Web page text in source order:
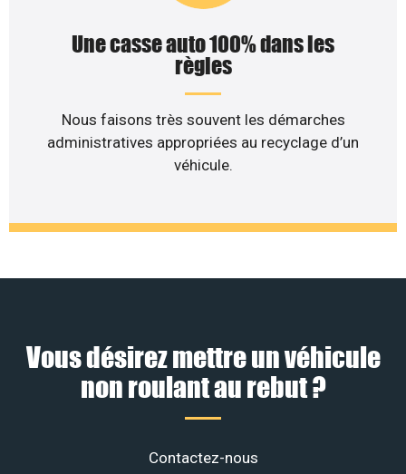
Une casse auto 100% dans les
règles
Nous faisons très souvent les démarches
administratives appropriées au recyclage d’un
véhicule.
Vous désirez mettre un véhicule
non roulant au rebut ?
Contactez-nous